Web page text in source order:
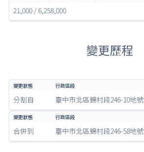
21,000 / 6,258,000
變更歷程
分割自 臺中市北區錦村段246-10地號
合併到 臺中市北區錦村段246-58地號